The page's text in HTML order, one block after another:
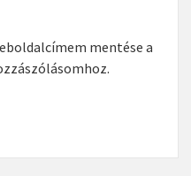
mentése a